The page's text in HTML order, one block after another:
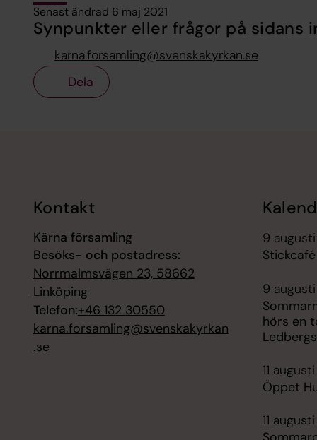
Senast ändrad 6 maj 2021
Synpunkter eller frågor på sidans
karna.forsamling@svenskakyrkan.se
Dela
Kontakt
Kärna församling
Besöks- och postadress:
Norrmalmsvägen 23, 58662
Linköping
Telefon:+46 132 30550
karna.forsamling@svenskakyrkan
.se
9 augusti
Stickcafé
9 augusti
hörs en
11
Öppet
11